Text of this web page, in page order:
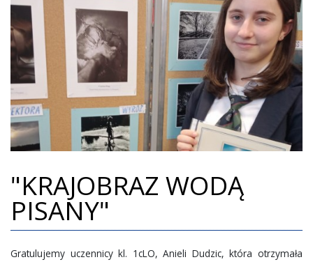
PREWENCJA
OBIADY
BIBLIOTEKA
RADA RODZICÓW
PLAN LEKCJI
MY I NASZE SUKCESY
WSPIERAJ NAS
POZNAŃSKI BIEG JOŃCA
REKRUTACJA
"KRAJOBRAZ WODĄ
PISANY"
Gratulujemy uczennicy kl. 1cLO, Anieli Dudzic, która otrzymała